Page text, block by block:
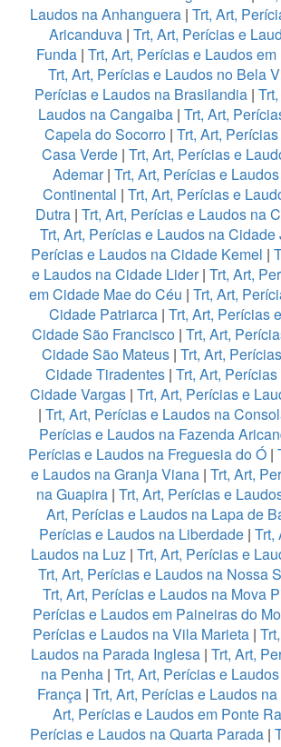
Laudos na Anhanguera| Trt, Art,
Aricanduva | Trt, Art, Perícias e
Funda | Trt, Art, Perícias e Laudos
Trt, Art, Perícias e Laudos no Bela
Perícias e Laudos na Brasilandia |
Laudos na Cangaiba| Trt, Art,
Capela do Socorro | Trt, Art,
Casa Verde | Trt, Art, Perícias e
Ademar| Trt, Art, Perícias e
Continental | Trt, Art, Perícias e
Dutra | Trt, Art, Perícias e Laudos na
Trt, Art, Perícias e Laudos na Cidade
Perícias e Laudos na Cidade Kemel |
e Laudos na Cidade Lider| Trt, Art,
em Cidade Mae do Céu | Trt, Art,
Cidade Patriarca | Trt, Art, Perícias
Cidade São Francisco | Trt, Art,
Cidade São Mateus| Trt, Art,
Cidade Tiradentes | Trt, Art,
Cidade Vargas | Trt, Art, Perícias e
| Trt, Art, Perícias e Laudos na
Perícias e Laudos na Fazenda
Perícias e Laudos na Freguesia do Ó|
e Laudos na Granja Viana | Trt, Art,
na Guapira| Trt, Art, Perícias e
Art, Perícias e Laudos na Lapa de
Perícias e Laudos na Liberdade | Trt,
Laudos na Luz| Trt, Art, Perícias e
Trt, Art, Perícias e Laudos na Nossa
Trt, Art, Perícias e Laudos na Mova
Perícias e Laudos em Paineiras do
Perícias e Laudos na Vila Marieta |
Laudos na Parada Inglesa | Trt, Art,
na Penha | Trt, Art, Perícias e
França | Trt, Art, Perícias e Laudos
Art, Perícias e Laudos em Ponte
Perícias e Laudos na Quarta Parada |